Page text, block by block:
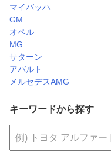
マイバッハ
GM
オペル
MG
サターン
アバルト
メルセデスAMG
キーワードから探す